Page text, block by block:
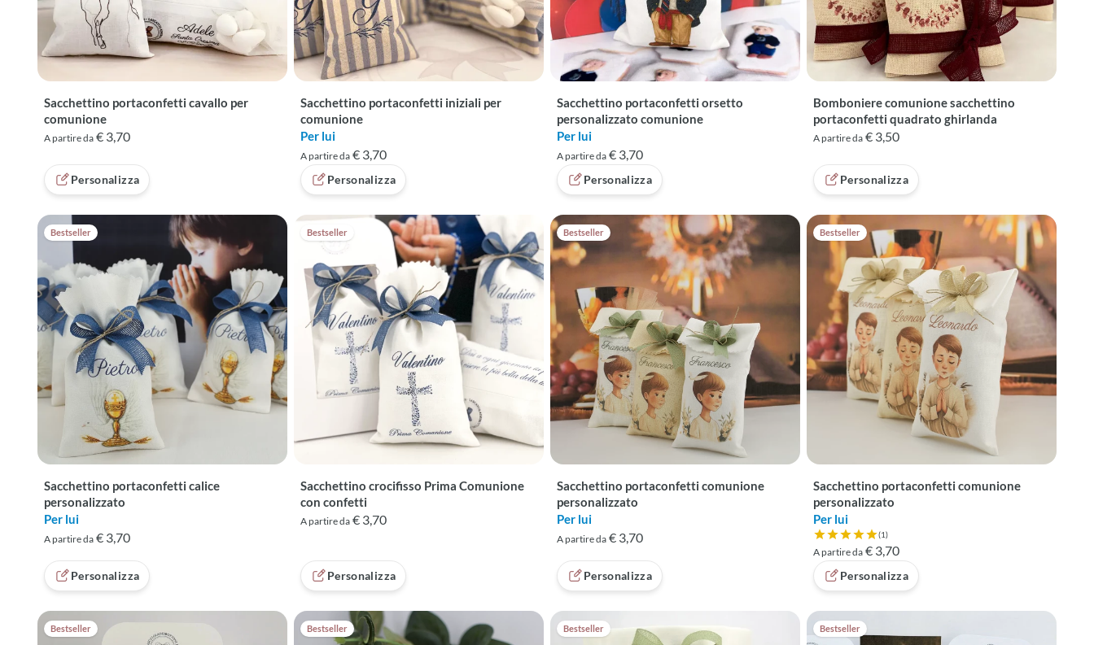
Sacchettino portaconfetti cavallo per
comunione
A partire da € 3,70
Personalizza
Sacchettino portaconfetti iniziali per
comunione
Per lui
A partire da € 3,70
Personalizza
Sacchettino portaconfetti orsetto
personalizzato comunione
Per lui
A partire da € 3,70
Personalizza
Bomboniere comunione sacchettino
portaconfetti quadrato ghirlanda
A partire da € 3,50
Personalizza
Bestseller
Sacchettino portaconfetti calice
personalizzato
Per lui
A partire da € 3,70
Personalizza
Bestseller
Sacchettino crocifisso Prima Comunione
con confetti
A partire da € 3,70
Personalizza
Bestseller
Sacchettino portaconfetti comunione
personalizzato
Per lui
A partire da € 3,70
Personalizza
Bestseller
Sacchettino portaconfetti comunione
personalizzato
Per lui
(1)
Valutazione 5 su 5 basata su 1 recensioni
A partire da € 3,70
Personalizza
Bestseller Bestseller Bestseller Bestseller